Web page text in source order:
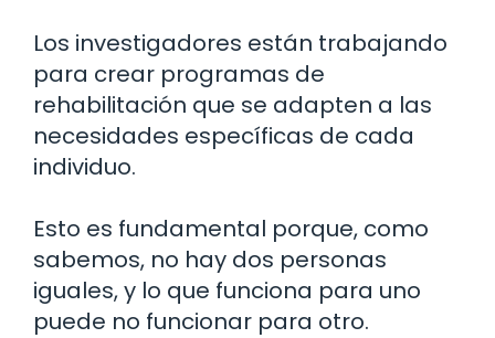
Los investigadores están trabajando
para crear programas de
rehabilitación que se adapten a las
necesidades específicas de cada
individuo.
Esto es fundamental porque, como
sabemos, no hay dos personas
iguales, y lo que funciona para uno
puede no funcionar para otro.